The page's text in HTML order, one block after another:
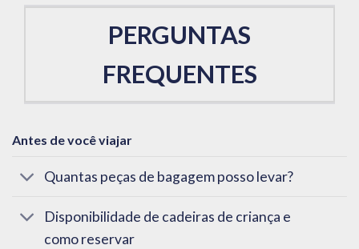
PERGUNTAS
FREQUENTES
Antes de você viajar
Quantas peças de bagagem posso levar?
Disponibilidade de cadeiras de criança e
como reservar